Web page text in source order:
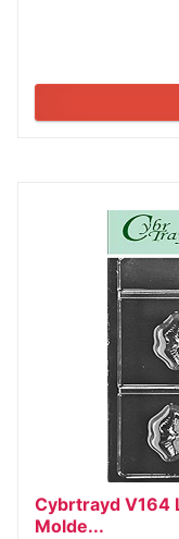
Cybrtrayd V164
Molde...